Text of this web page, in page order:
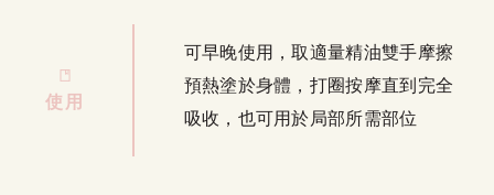
使用
可早晚使用，取適量精油雙手摩擦
預熱塗於身體，打圈按摩直到完全
吸收，也可用於局部所需部位